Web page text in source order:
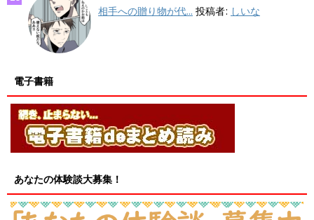
相手への贈り物が代... 投稿者: しいな
電子書籍
あなたの体験談大募集！